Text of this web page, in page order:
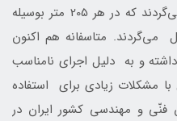
بفاصله 27 متر از یکدیگر حفاری می‌گردند که در هر 205 متر بوسیله
می‌گردند. متاسفانه هم اكنون
و به دليل اجراي نامناسب
مشكلات زيادی براي استفاده
فنّی و مهندسی كشور ايران در